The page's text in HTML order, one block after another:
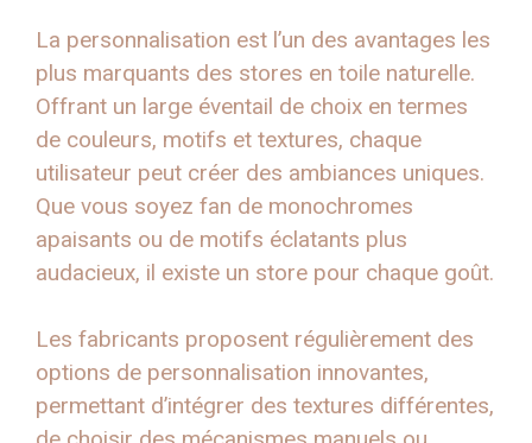
La personnalisation est l’un des avantages les
plus marquants des stores en toile naturelle.
Offrant un large éventail de choix en termes
de couleurs, motifs et textures, chaque
utilisateur peut créer des ambiances uniques.
Que vous soyez fan de monochromes
apaisants ou de motifs éclatants plus
audacieux, il existe un store pour chaque goût.
Les fabricants proposent régulièrement des
options de personnalisation innovantes,
permettant d’intégrer des textures différentes,